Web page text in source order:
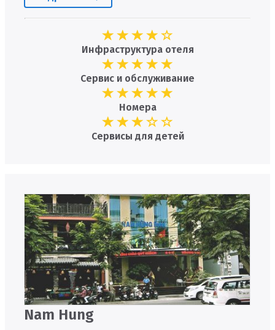
Инфраструктура отеля
Сервис и обслуживание
Номера
Сервисы для детей
Nam Hung